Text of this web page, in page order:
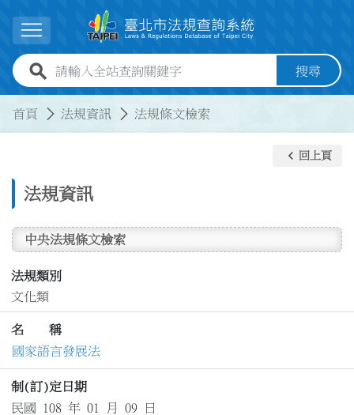
展開選單
全站查詢關鍵字欄位 搜尋
首頁 法規資訊 法規條文檢索
法規資訊
keyboard_arrow_left 回上頁
中央法規條文檢索
法規類別
文化類
名 稱
國家語言發展法
制(訂)定日期
民國 108 年 01 月 09 日